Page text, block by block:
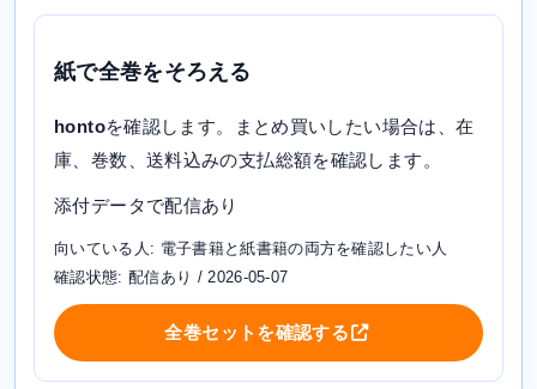
紙で全巻をそろえる
hontoを確認します。まとめ買いしたい場合は、在
庫、巻数、送料込みの支払総額を確認します。
添付データで配信あり
向いている人: 電子書籍と紙書籍の両方を確認したい人
確認状態: 配信あり / 2026-05-07
全巻セットを確認する